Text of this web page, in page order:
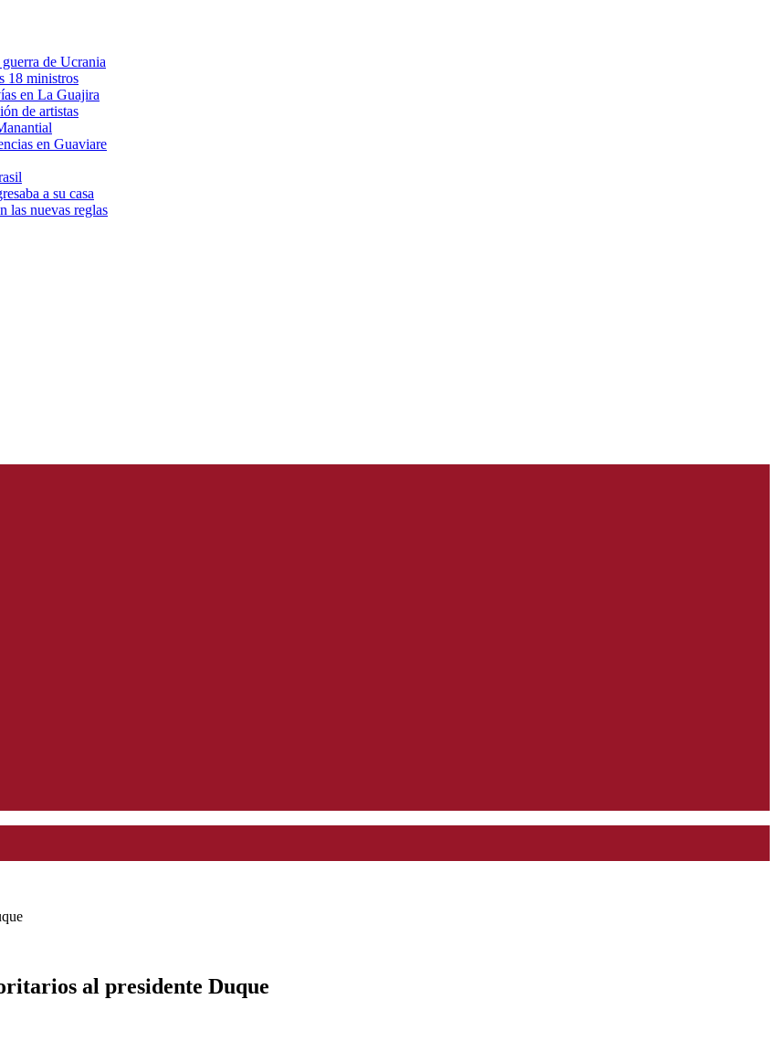
de Ucrania
18 ministros
en La Guajira
de artistas
en Guaviare
a su casa
las nuevas reglas
al presidente Duque